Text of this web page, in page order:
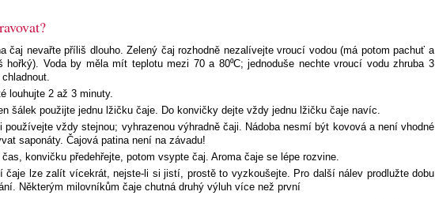
čaj nevařte příliš dlouho. Zelený čaj rozhodně nezalívejte vroucí vodou (má potom pachuť a
hořký). Voda by měla mít teplotu mezi 70 a 80⁰C; jednoduše nechte vroucí vodu zhruba 3
louhujte 2 až 3 minuty.
šálek použijte jednu lžičku čaje. Do konvičky dejte vždy jednu lžičku čaje navíc.
používejte vždy stejnou; vyhrazenou výhradně čaji. Nádoba nesmí být kovová a není vhodné
saponáty. Čajová patina není na závadu!
čas, konvičku předehřejte, potom vsypte čaj. Aroma čaje se lépe rozvine.
čaje lze zalít vícekrát, nejste-li si jistí, prostě to vyzkoušejte. Pro další nálev prodlužte dobu
Některým milovníkům čaje chutná druhý výluh více než první